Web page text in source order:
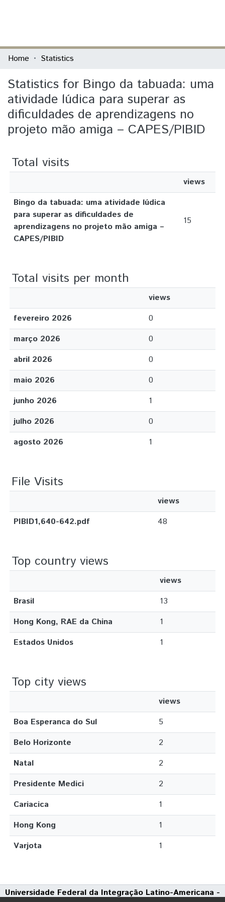
Communities & Collections
All of DSpace
Home Statistics
Statistics for Bingo da tabuada: uma
atividade lúdica para superar as
dificuldades de aprendizagens no
projeto mão amiga – CAPES/PIBID
Total visits
views
Bingo da tabuada: uma atividade lúdica
para superar as dificuldades de
aprendizagens no projeto mão amiga –
CAPES/PIBID
15
Total visits per month
views
fevereiro 2026
0
março 2026
0
abril 2026
0
maio 2026
0
junho 2026
1
julho 2026
0
agosto 2026
1
File Visits
views
PIBID1,640-642.pdf
48
Top country views
views
Brasil
13
Hong Kong, RAE da China
1
Estados Unidos
1
Top city views
views
Boa Esperanca do Sul
5
Belo Horizonte
2
Natal
2
Presidente Medici
2
Cariacica
1
Hong Kong
1
Varjota
1
Universidade Federal da Integração Latino-Americana -